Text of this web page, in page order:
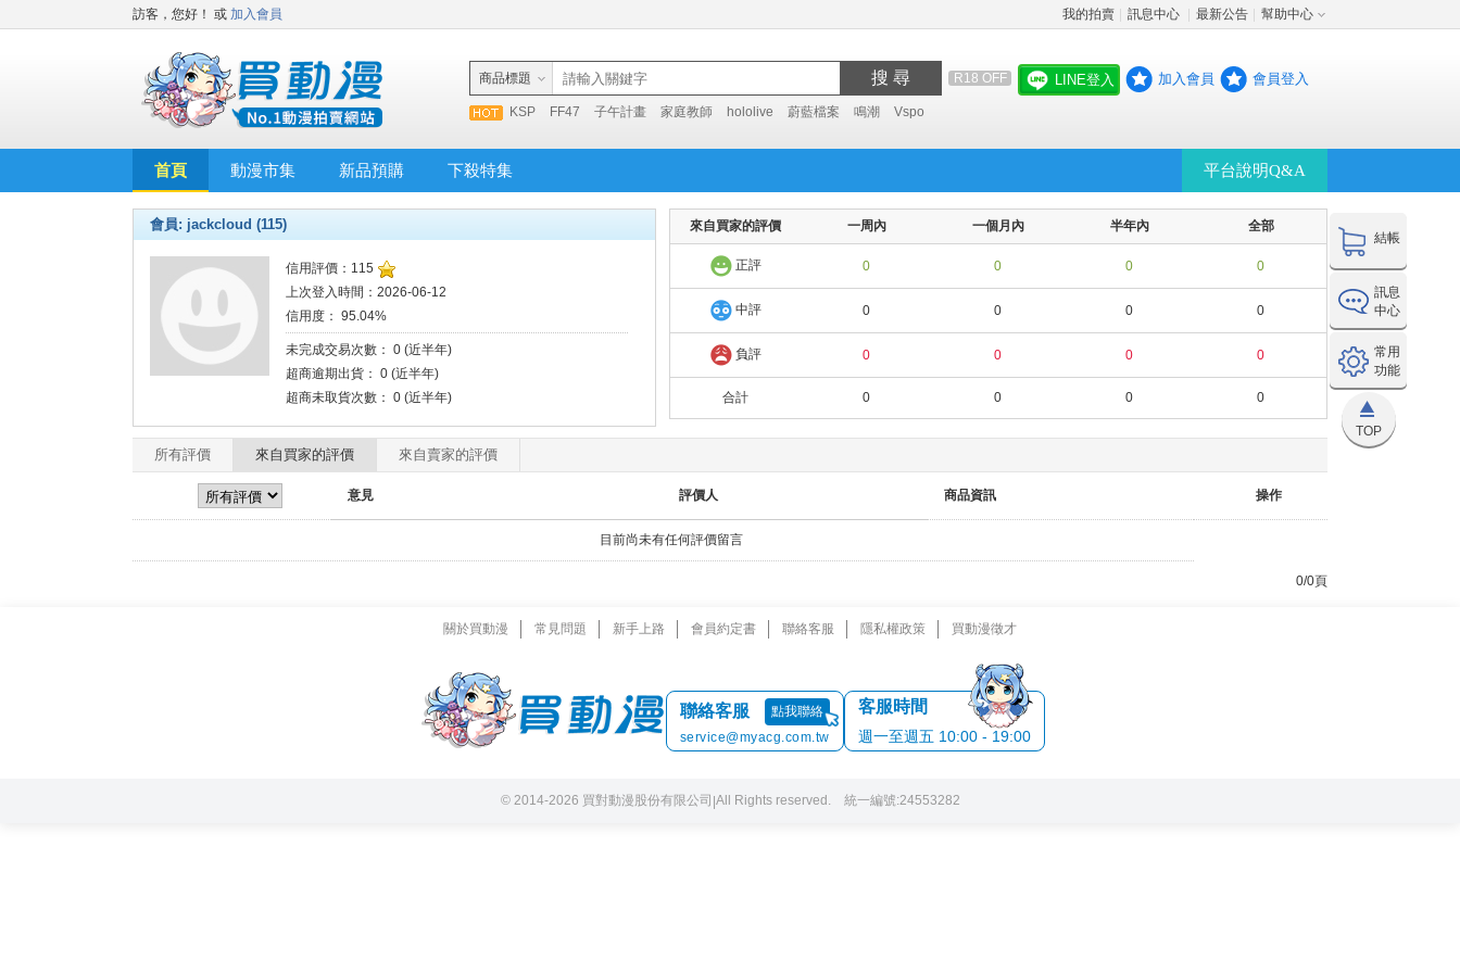
訪客，您好！ 或 加入會員 我的拍賣 訊息中心 最新公告 幫助中心
商品標題 搜 尋 R18 OFF
KSP FF47 子午計畫 家庭教師 hololive 蔚藍檔案 鳴潮 Vspo
LINE登入 加入會員 會員登入
首頁 動漫市集 新品預購 下殺特集 平台說明Q&A
結帳
訊息
中心
常用
功能
TOP
會員: jackcloud (115)
信用評價：115
上次登入時間：2026-06-12
信用度： 95.04%
未完成交易次數： 0 (近半年)
超商逾期出貨： 0 (近半年)
超商未取貨次數： 0 (近半年)
來自買家的評價 一周內 一個月內 半年內 全部
正評 0 0 0 0
中評 0 0 0 0
負評 0 0 0 0
合計 0 0 0 0
所有評價 來自買家的評價 來自賣家的評價
意見 評價人 商品資訊 操作
目前尚未有任何評價留言
0/0頁
關於買動漫 常見問題 新手上路 會員約定書 聯絡客服 隱私權政策 買動漫徵才
聯絡客服
點我聯絡
service@myacg.com.tw
客服時間
週一至週五 10:00 - 19:00
© 2014-2026 買對動漫股份有限公司 |All Rights reserved. 統一編號:24553282